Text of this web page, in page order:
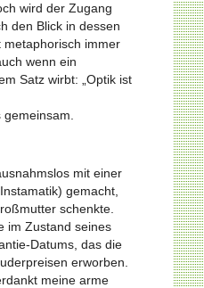
wird der Zugang
den Blick in dessen
metaphorisch immer
wenn ein
Satz wirbt: „Optik ist
mit einer
gemacht,
schenkte.
im Zustand seines
Datums, das die
erworben.
meine arme